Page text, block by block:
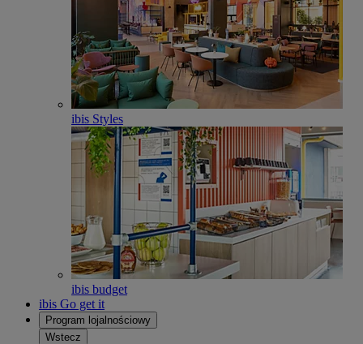
ibis Styles
ibis budget
ibis Go get it
Program lojalnościowy
Wstecz